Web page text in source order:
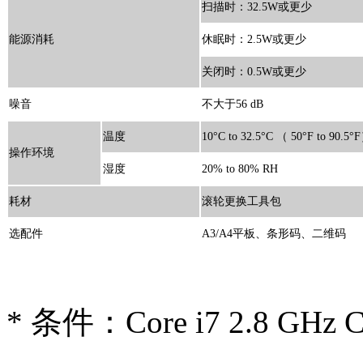
能源消耗
扫描时：32.5W或更少
休眠时：2.5W或更少
关闭时：0.5W或更少
噪音 不大于56 dB
操作环境
温度 10°C to 32.5°C （ 50°F to
湿度 20% to 80% RH
耗材 滚轮更换工具包
选配件 A3/A4平板、条形码、二维码
* 条件：Core i7 2.8 GHz